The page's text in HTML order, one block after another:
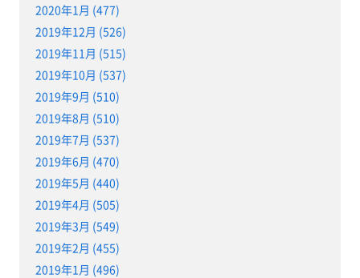
2020年1月 (477)
2019年12月 (526)
2019年11月 (515)
2019年10月 (537)
2019年9月 (510)
2019年8月 (510)
2019年7月 (537)
2019年6月 (470)
2019年5月 (440)
2019年4月 (505)
2019年3月 (549)
2019年2月 (455)
2019年1月 (496)